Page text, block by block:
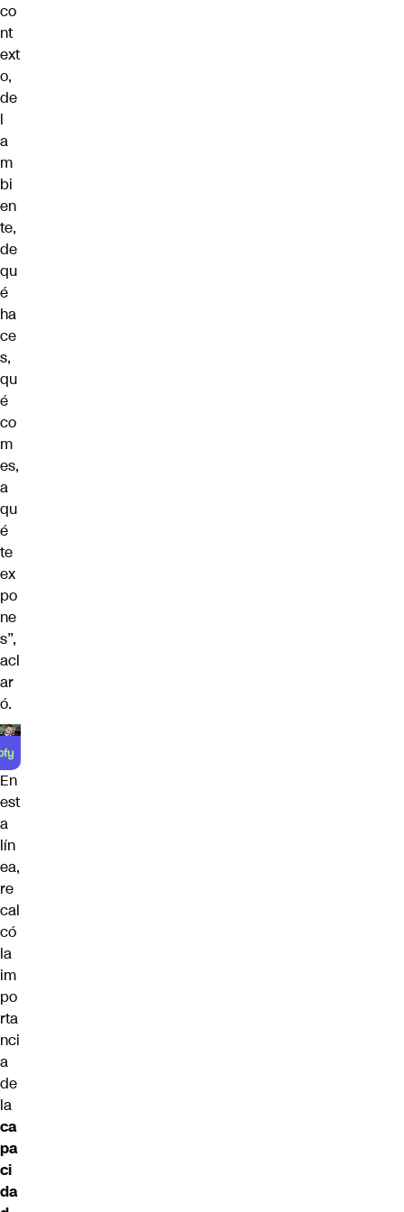
co
nt
ext
o,
de
l
a
m
bi
en
te,
de
qu
é
ha
ce
s,
qu
é
co
m
es,
a
qu
é
te
ex
po
ne
s”,
acl
ar
ó.
En
est
a
lín
ea,
re
cal
có
la
im
po
rta
nci
a
de
la
ca
pa
ci
da